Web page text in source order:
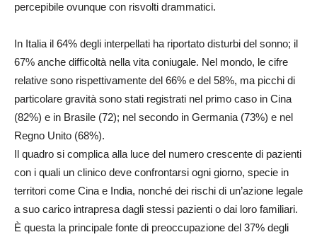
percepibile ovunque con risvolti drammatici.
In Italia il 64% degli interpellati ha riportato disturbi del sonno; il
67% anche difficoltà nella vita coniugale. Nel mondo, le cifre
relative sono rispettivamente del 66% e del 58%, ma picchi di
particolare gravità sono stati registrati nel primo caso in Cina
(82%) e in Brasile (72); nel secondo in Germania (73%) e nel
Regno Unito (68%).
Il quadro si complica alla luce del numero crescente di pazienti
con i quali un clinico deve confrontarsi ogni giorno, specie in
territori come Cina e India, nonché dei rischi di un’azione legale
a suo carico intrapresa dagli stessi pazienti o dai loro familiari.
È questa la principale fonte di preoccupazione del 37% degli